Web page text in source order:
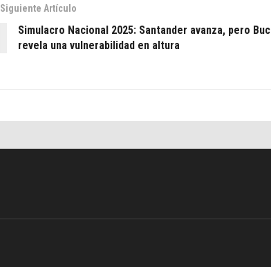
Siguiente Artículo
Simulacro Nacional 2025: Santander avanza, pero
revela una vulnerabilidad en altura